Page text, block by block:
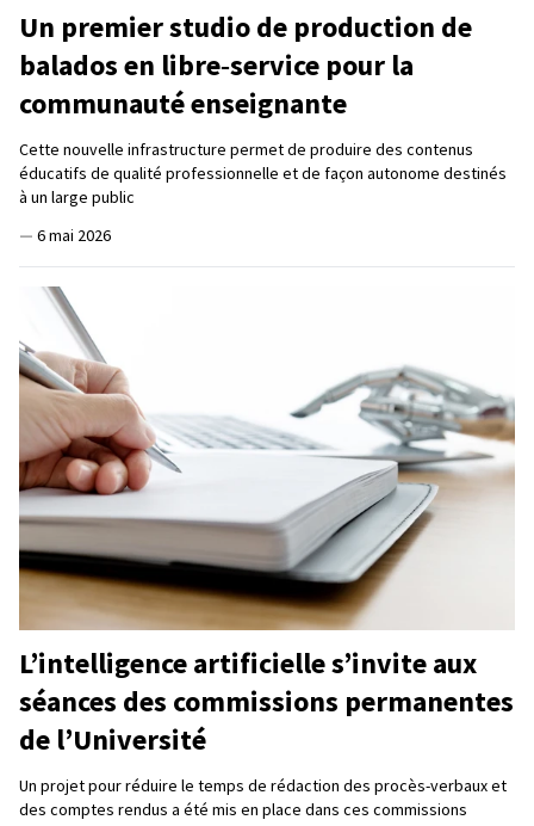
Un premier studio de production de
balados en libre‑service pour la
communauté enseignante
Cette nouvelle infrastructure permet de produire des contenus
éducatifs de qualité professionnelle et de façon autonome destinés
à un large public
— 6 mai 2026
L’intelligence artificielle s’invite aux
séances des commissions permanentes
de l’Université
Un projet pour réduire le temps de rédaction des procès-verbaux et
des comptes rendus a été mis en place dans ces commissions